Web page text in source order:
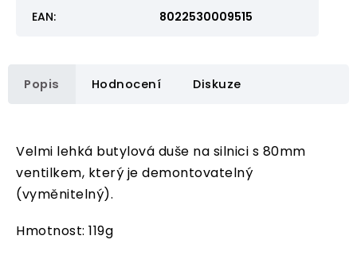
EAN: 8022530009515
Popis Hodnocení Diskuze
Velmi lehká butylová duše na silnici s 80mm
ventilkem, který je demontovatelný
(vyměnitelný).
Hmotnost: 119g